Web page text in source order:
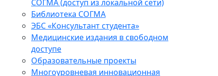
СОГМА (доступ из локальной сети)
Библиотека СОГМА
ЭБС «Консультант студента»
Медицинские издания в свободном
доступе
Образовательные проекты
Многоуровневая инновационная